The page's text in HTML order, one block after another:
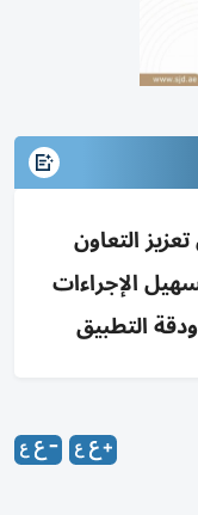
التعاون
الإجراءات
التطبيق